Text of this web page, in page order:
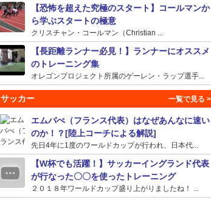
【恐怖を超えた究極のスタート】コールマンか
ら学ぶスタートの極意
クリスチャン・コールマン（Christian ...
【長距離ランナー必見！】ランナーにオススメ
のトレーニング集
オレゴンプロジェクト所属のゲーレン・ラップ選手...
サッカー
エムバぺ（フランス代表）はなぜあんなに速い
のか！？[陸上コーチによる解説]
先日4年に1度のワールドカップが行われ、日本代...
【W杯でも活躍！】サッカーイングランド代表
が行なった〇〇を使ったトレーニング
２０１８年ワールドカップ盛り上がりましたね！ ...